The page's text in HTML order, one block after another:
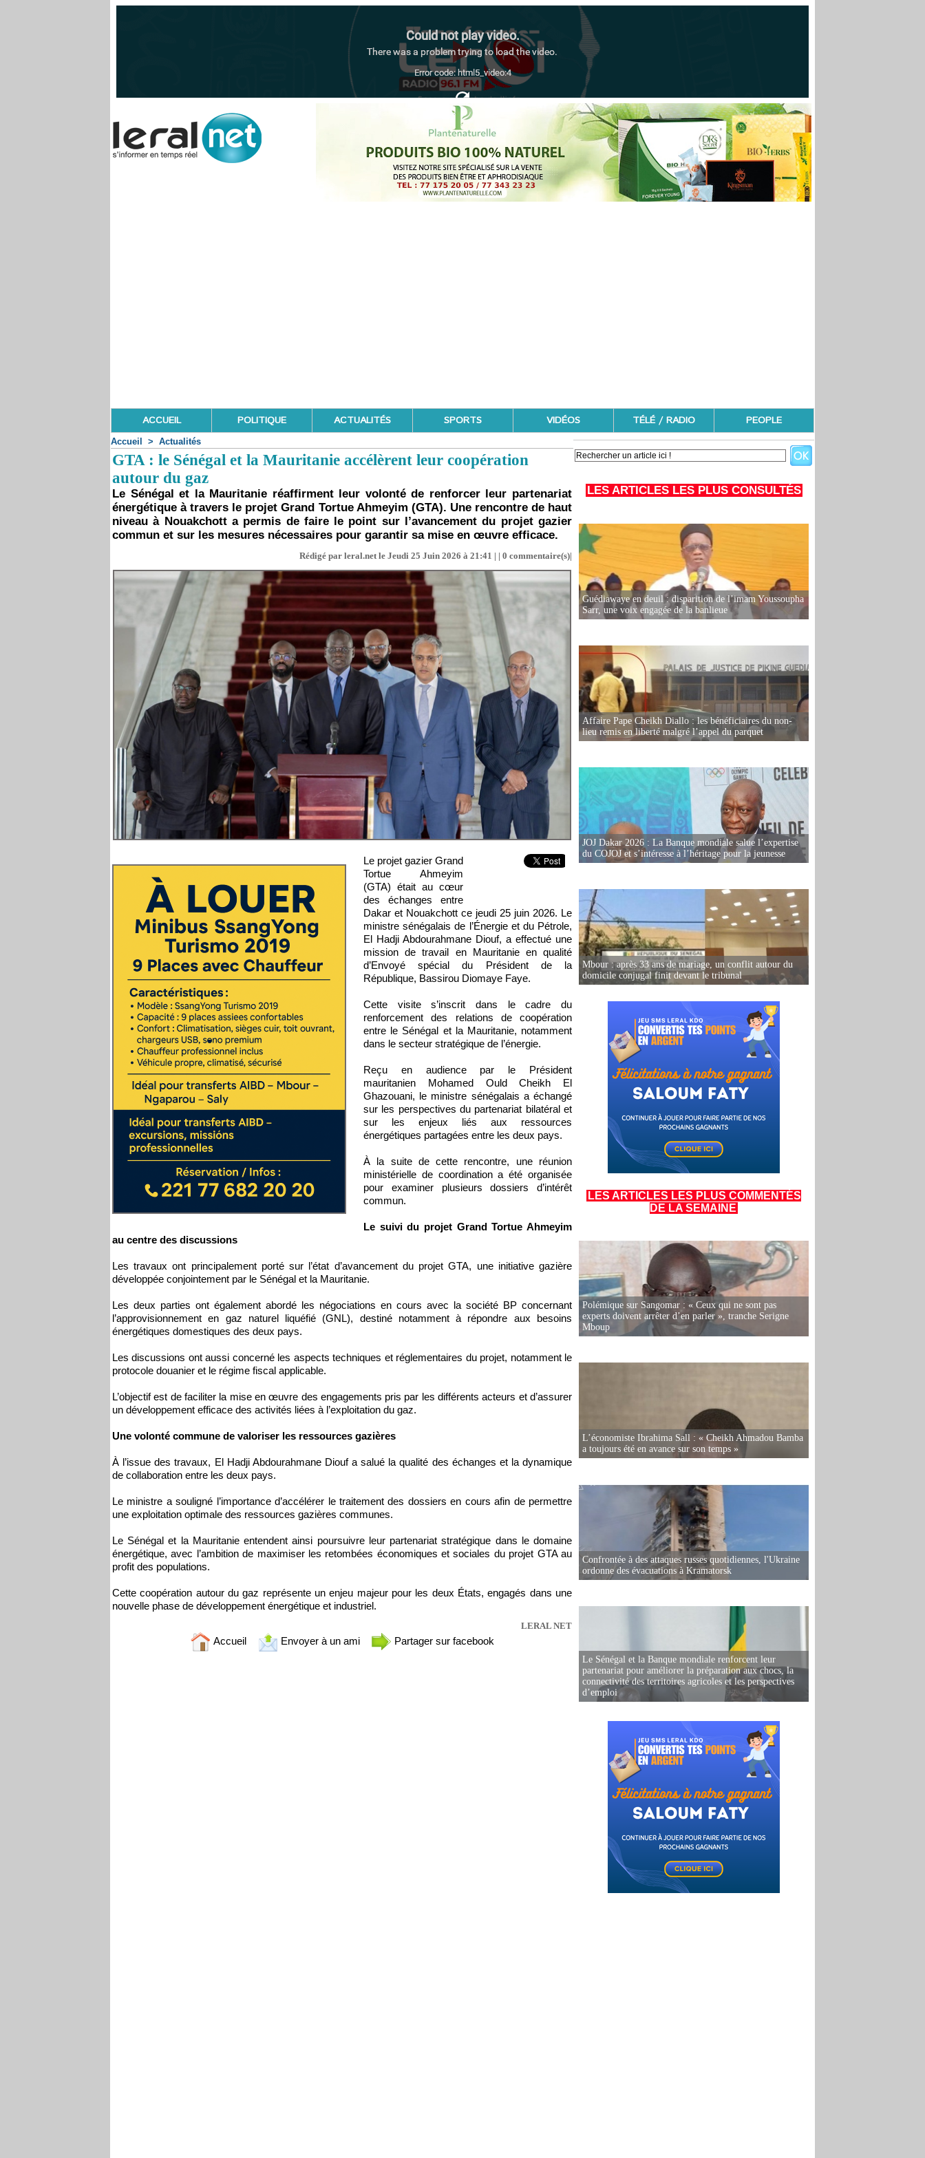
ACCUEIL POLITIQUE ACTUALITÉS SPORTS VIDÉOS TÉLÉ / RADIO PEOPLE
Accueil > Actualités
GTA : le Sénégal et la Mauritanie accélèrent leur coopération
autour du gaz
Le Sénégal et la Mauritanie réaffirment leur volonté de renforcer leur partenariat
énergétique à travers le projet Grand Tortue Ahmeyim (GTA). Une rencontre de haut
niveau à Nouakchott a permis de faire le point sur l’avancement du projet gazier
commun et sur les mesures nécessaires pour garantir sa mise en œuvre efficace.
Rédigé par leral.net le Jeudi 25 Juin 2026 à 21:41 | | 0 commentaire(s)|
Le projet gazier Grand
Tortue Ahmeyim
(GTA) était au cœur
des échanges entre
Dakar et Nouakchott ce jeudi 25 juin 2026. Le
ministre sénégalais de l’Énergie et du Pétrole,
El Hadji Abdourahmane Diouf, a effectué une
mission de travail en Mauritanie en qualité
d’Envoyé spécial du Président de la
République, Bassirou Diomaye Faye.
Cette visite s’inscrit dans le cadre du
renforcement des relations de coopération
entre le Sénégal et la Mauritanie, notamment
dans le secteur stratégique de l’énergie.
Reçu en audience par le Président
mauritanien Mohamed Ould Cheikh El
Ghazouani, le ministre sénégalais a échangé
sur les perspectives du partenariat bilatéral et
sur les enjeux liés aux ressources
énergétiques partagées entre les deux pays.
À la suite de cette rencontre, une réunion
ministérielle de coordination a été organisée
pour examiner plusieurs dossiers d’intérêt
commun.
Le suivi du projet Grand Tortue Ahmeyim
au centre des discussions
Les travaux ont principalement porté sur l’état d’avancement du projet GTA, une initiative gazière
développée conjointement par le Sénégal et la Mauritanie.
Les deux parties ont également abordé les négociations en cours avec la société BP concernant
l’approvisionnement en gaz naturel liquéfié (GNL), destiné notamment à répondre aux besoins
énergétiques domestiques des deux pays.
Les discussions ont aussi concerné les aspects techniques et réglementaires du projet, notamment le
protocole douanier et le régime fiscal applicable.
L’objectif est de faciliter la mise en œuvre des engagements pris par les différents acteurs et d’assurer
un développement efficace des activités liées à l’exploitation du gaz.
Une volonté commune de valoriser les ressources gazières
À l’issue des travaux, El Hadji Abdourahmane Diouf a salué la qualité des échanges et la dynamique
de collaboration entre les deux pays.
Le ministre a souligné l’importance d’accélérer le traitement des dossiers en cours afin de permettre
une exploitation optimale des ressources gazières communes.
Le Sénégal et la Mauritanie entendent ainsi poursuivre leur partenariat stratégique dans le domaine
énergétique, avec l’ambition de maximiser les retombées économiques et sociales du projet GTA au
profit des populations.
Cette coopération autour du gaz représente un enjeu majeur pour les deux États, engagés dans une
nouvelle phase de développement énergétique et industriel.
LERAL NET
Accueil Envoyer à un ami Partager sur facebook
LES ARTICLES LES PLUS CONSULTÉS
Guédiawaye en deuil : disparition de l’imam Youssoupha
Sarr, une voix engagée de la banlieue
Affaire Pape Cheikh Diallo : les bénéficiaires du non-
lieu remis en liberté malgré l’appel du parquet
JOJ Dakar 2026 : La Banque mondiale salue l’expertise
du COJOJ et s’intéresse à l’héritage pour la jeunesse
Mbour : après 33 ans de mariage, un conflit autour du
domicile conjugal finit devant le tribunal
LES ARTICLES LES PLUS COMMENTÉS
DE LA SEMAINE
Polémique sur Sangomar : « Ceux qui ne sont pas
experts doivent arrêter d’en parler », tranche Serigne
Mboup
L’économiste Ibrahima Sall : « Cheikh Ahmadou Bamba
a toujours été en avance sur son temps »
Confrontée à des attaques russes quotidiennes, l'Ukraine
ordonne des évacuations à Kramatorsk
Le Sénégal et la Banque mondiale renforcent leur
partenariat pour améliorer la préparation aux chocs, la
connectivité des territoires agricoles et les perspectives
d’emploi